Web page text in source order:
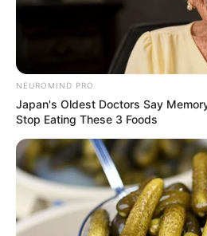
EURODREAMS
CAPRICORNE
CHANCE
NEUROMIND PRO
Japan's Oldest Doctors Say
Stop Eating These 3 Foods